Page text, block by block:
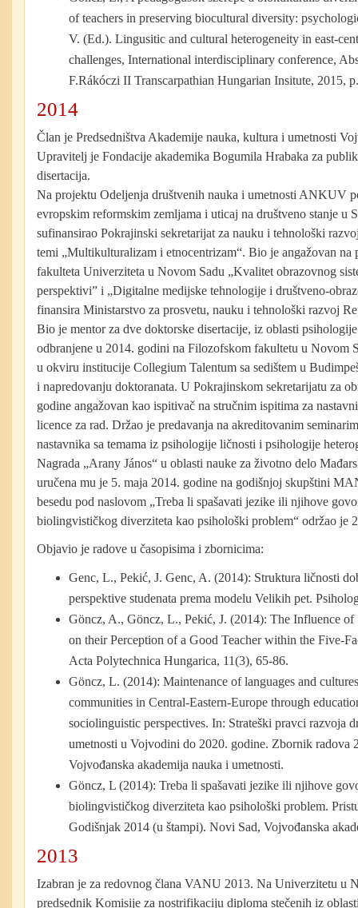
of teachers in preserving biocultural diversity:
V. (Ed.). Lingusitic and cultural heterogeneity in east-
challenges, International interdisciplinary conference,
F.Rákóczi II Transcarpathian Hungarian Insitute, 2015,
2014
Član je Predsedništva Akademije nauka, kultura i umetnosti
Upravitelj je Fondacije akademika Bogumila Hrabaka za
disertacija.
Na projektu Odeljenja društvenih nauka i umetnosti ANKUV
evropskim reformskim zemljama i uticaj na društveno stanje u
sufinansirao Pokrajinski sekretarijat za nauku i tehnološki
temi „Multikulturalizam i etnocentrizam“. Bio je angažovan
fakulteta Univerziteta u Novom Sadu „Kvalitet obrazovnog
perspektivi” i „Digitalne medijske tehnologije i društveno-
finansira Ministarstvo za prosvetu, nauku i tehnološki razvoj
Bio je mentor za dve doktorske disertacije, iz oblasti
odbranjene u 2014. godini na Filozofskom fakultetu u Novom
u okviru institucije Collegium Talentum sa sedištem u
i napredovanju doktoranata. U Pokrajinskom sekretarijatu za
godine angažovan kao ispitivač na stručnim ispitima za
licence za rad. Držao je predavanja na akreditovanim
nastavnika sa temama iz psihologije ličnosti i psihologije
Nagrada „Arany János“ u oblasti nauke za životno delo
uručena mu je 5. maja 2014. godine na godišnjoj skupštini
besedu pod naslovom „Treba li spašavati jezike ili njihove
biolingvističkog diverziteta kao psihološki problem“ održao je
Objavio je radove u časopisima i zbornicima:
Genc, L., Pekić, J. Genc, A. (2014): Struktura ličnosti
perspektive studenata prema modelu Velikih pet.
Göncz, A., Göncz, L., Pekić, J. (2014): The Influence of
on their Perception of a Good Teacher within the Five-
Acta Polytechnica Hungarica, 11(3), 65-86.
Göncz, L. (2014): Maintenance of languages and
communities in Central-Eastern-Europe through
sociolinguistic perspectives. In: Strateški pravci razvoja
umetnosti u Vojvodini do 2020. godine. Zbornik radova
Vojvođanska akademija nauka i umetnosti.
Göncz, L (2014): Treba li spašavati jezike ili njihove
biolingvističkog diverziteta kao psihološki problem.
Godišnjak 2014 (u štampi). Novi Sad, Vojvođanska
2013
Izabran je za redovnog člana VANU 2013. Na Univerzitetu u
predsednik Komisije za nostrifikaciju diploma stečenih iz